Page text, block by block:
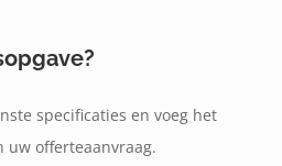
specificaties en voeg het
uw offerteaanvraag.